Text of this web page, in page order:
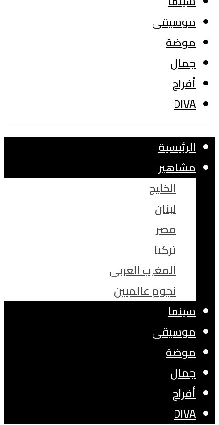
موسيقى
موضة
جمال
أفراح
DIVA
الرئيسية
مشاهير
الخليج
لبنان
مصر
تركيا
المغرب العربى
نجوم عالميين
سينما
موسيقى
موضة
جمال
أفراح
DIVA